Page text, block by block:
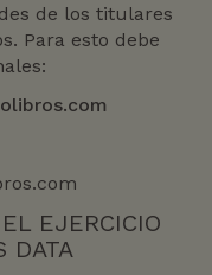
de los titulares
Para esto debe
EJERCICIO
DATA